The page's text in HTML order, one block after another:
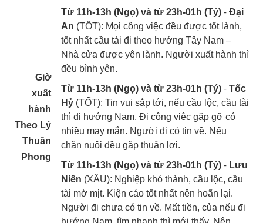
Giờ
xuất
hành
Theo Lý
Thuần
Phong
Từ 11h-13h (Ngọ) và từ 23h-01h (Tý) - Đại
An (TỐT): Mọi công việc đều được tốt lành,
tốt nhất cầu tài đi theo hướng Tây Nam –
Nhà cửa được yên lành. Người xuất hành thì
đều bình yên.
Từ 11h-13h (Ngọ) và từ 23h-01h (Tý) - Tốc
Hỷ (TỐT): Tin vui sắp tới, nếu cầu lộc, cầu tài
thì đi hướng Nam. Đi công việc gặp gỡ có
nhiều may mắn. Người đi có tin về. Nếu
chăn nuôi đều gặp thuận lợi.
Từ 11h-13h (Ngọ) và từ 23h-01h (Tý) - Lưu
Niên (XẤU): Nghiệp khó thành, cầu lộc, cầu
tài mờ mịt. Kiện cáo tốt nhất nên hoãn lại.
Người đi chưa có tin về. Mất tiền, của nếu đi